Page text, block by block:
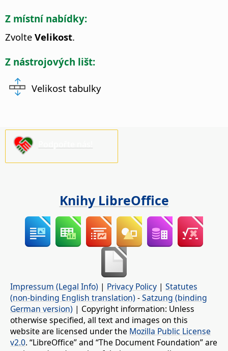
Z místní nabídky:
Zvolte Velikost.
Z nástrojových lišt:
Velikost tabulky
Knihy LibreOffice
Impressum (Legal Info) | Privacy Policy | Statutes
(non-binding English translation) -Satzung (binding
German version) | Copyright information: Unless
otherwise specified, all text and images on this
website are licensed under the Mozilla Public License
v2.0. “LibreOffice” and “The Document Foundation” are